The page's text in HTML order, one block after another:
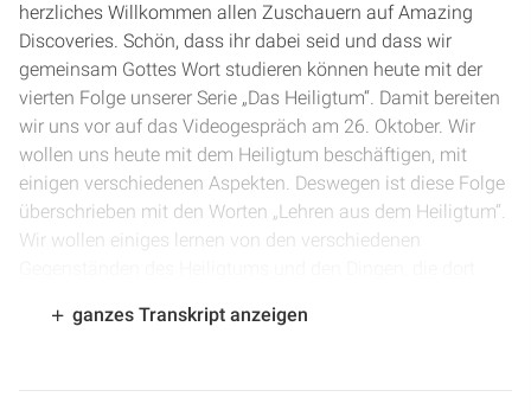
herzliches Willkommen allen Zuschauern auf Amazing
Discoveries. Schön, dass ihr dabei seid und dass wir
gemeinsam Gottes Wort studieren können heute mit der
vierten Folge unserer Serie „Das Heiligtum“. Damit bereiten
wir uns vor auf das Videogespräch am 26. Oktober. Wir
wollen uns heute mit dem Heiligtum beschäftigen, mit
einigen verschiedenen Aspekten. Deswegen ist diese Folge
überschrieben mit den Worten „Lehren aus dem Heiligtum“.
Wir wollen einiges lernen von den verschiedenen
ganzes Transkript anzeigen